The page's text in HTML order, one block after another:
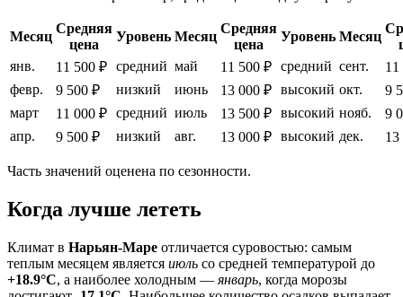
Месяц
Средняя
цена
Уровень Месяц
Средняя
цена
Уровень Месяц
янв.
11 500 ₽ средний май 11 500 ₽ средний сент.
11
февр.
9 500 ₽ низкий июнь 13 000 ₽ высокий окт.
9
март
11 000 ₽ средний июль 13 500 ₽ высокий нояб.
9
апр.
9 500 ₽ низкий авг. 13 000 ₽ высокий дек. 13
Часть значений оценена по сезонности.
Когда лучше лететь
Климат в Нарьян-Маре отличается суровостью: самым
теплым месяцем является июль со средней температурой до
+18.9°C, а наиболее холодным — январь, когда морозы